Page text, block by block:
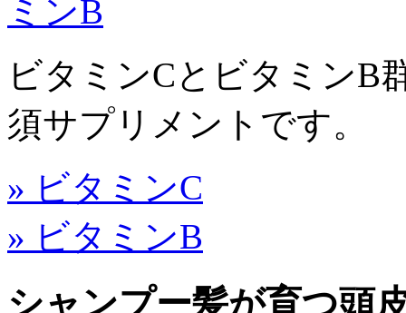
ビタミンCとビタミンB
須サプリメントです。
» ビタミンC
» ビタミンB
シャンプー髪が育つ頭